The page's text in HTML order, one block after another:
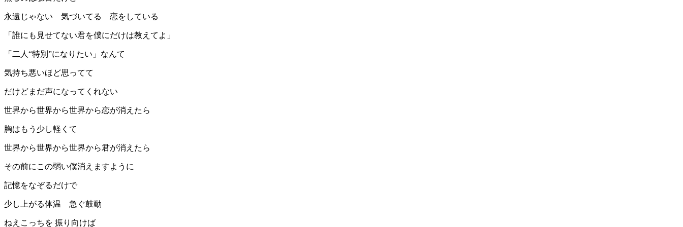
永遠じゃない 気づいてる 恋をしている
「誰にも見せてない君を僕にだけは教えてよ」
「二人“特別”になりたい」なんて
気持ち悪いほど思ってて
だけどまだ声になってくれない
世界から世界から世界から恋が消えたら
胸はもう少し軽くて
世界から世界から世界から君が消えたら
その前にこの弱い僕消えますように
記憶をなぞるだけで
少し上がる体温 急ぐ鼓動
ねえこっちを 振り向けば